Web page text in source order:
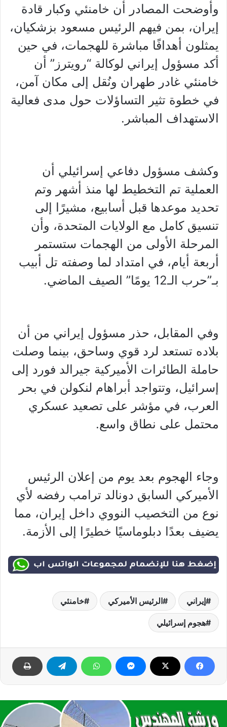
وأوضحت المصادر أن خامنئي وكبار قادة
إيران، بمن فيهم الرئيس مسعود بزشكيان،
يمثلون أهدافًا مباشرة للهجمات، في حين
أكد مسؤول إيراني لوكالة “رويترز” أن
خامنئي غادر طهران ونُقل إلى مكان آمن،
في خطوة تثير التساؤلات حول مدى فعالية
الاستهداف المباشر.
وكشف مسؤول دفاعي إسرائيلي أن
العملية تم التخطيط لها منذ أشهر وتم
تحديد موعدها قبل أسابيع، مشيرًا إلى
تنسيق كامل مع الولايات المتحدة، وأن
المرحلة الأولى من الهجمات ستستمر
أربعة أيام، في امتداد لما وصفته تل أبيب
بـ”حرب الـ12 يومًا” الصيف الماضي.
وفي المقابل، حذر مسؤول إيراني من أن
بلاده تستعد لرد قوي وساحق، بينما وصلت
حاملة الطائرات الأميركية جيرالد فورد إلى
إسرائيل، وتتواجد أبراهام لنكولن في بحر
العرب، في مؤشر على تصعيد عسكري
محتمل على نطاق واسع.
وجاء الهجوم بعد يوم من إعلان الرئيس
الأميركي السابق دونالد ترامب رفضه لأي
نوع من التخصيب النووي داخل إيران، مما
يضيف بعدًا دبلوماسيًا خطيرًا إلى الأزمة.
إيراني الرئيس الأميركي خامنئي
هجوم إسرائيلي